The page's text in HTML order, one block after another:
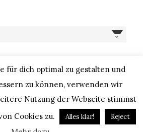
– IHEARTALICE.COM / TRAVEL,
BY ALICE M. HUYNH / ALL
/ DESIGN BY BLOGGER-BERATUNG
für dich optimal zu gestalten und
zu können, verwenden wir
Nutzung der Webseite stimmst
Cookies zu.
Alles klar! Reject